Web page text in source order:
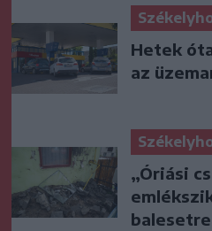
Hetek
az
„Óriási